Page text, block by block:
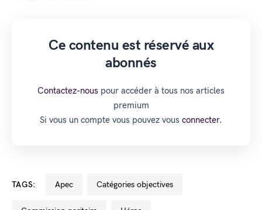
Ce contenu est réservé aux
abonnés
Contactez-nous pour accéder à tous nos articles
premium
Si vous un compte vous pouvez vous connecter.
TAGS: Apec catégories objectives